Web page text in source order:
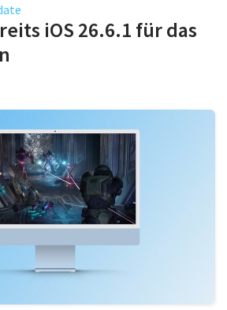
iOS 26.6.1 für das